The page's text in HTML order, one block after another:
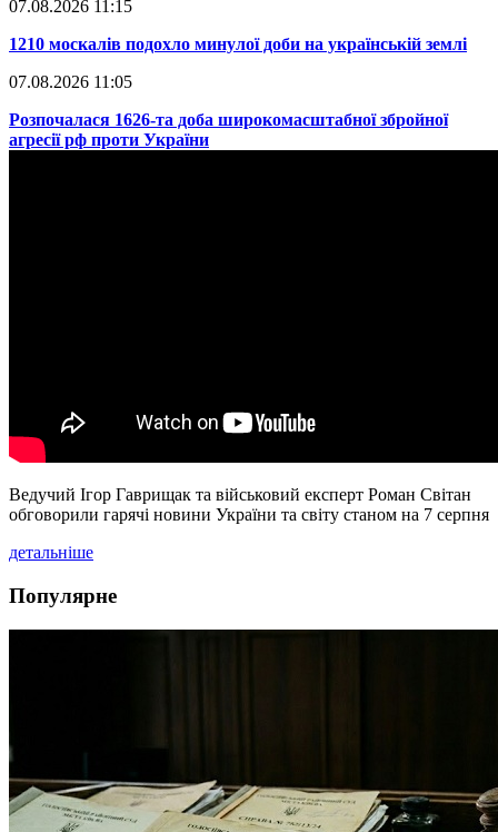
07.08.2026 11:15
​1210 москалів подохло минулої доби на українській землі
07.08.2026 11:05
​Розпочалася 1626-та доба широкомасштабної збройної
агресії рф проти України
Ведучий Ігор Гаврищак та військовий експерт Роман Світан
обговорили гарячі новини України та світу станом на 7 серпня
детальніше
Популярне